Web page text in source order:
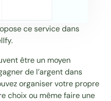
ce service dans
être un moyen
de l’argent dans
organiser votre propre
choix ou même faire une